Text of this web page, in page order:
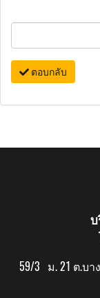
ตอบกลับ
59/3 ม. 21 ต.บา